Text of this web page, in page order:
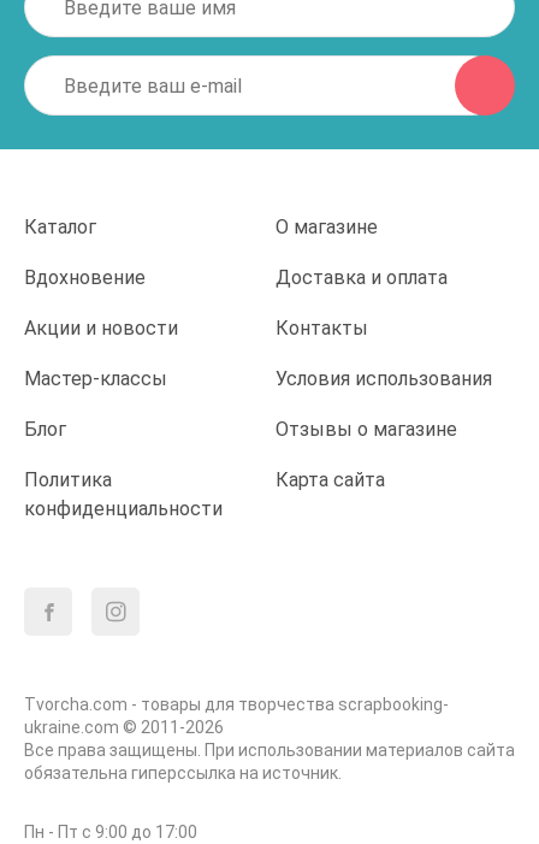
Каталог О магазине
Вдохновение Доставка и оплата
Акции и новости Контакты
Мастер-классы Условия использования
Блог Отзывы о магазине
Политика
конфиденциальности
Карта сайта
Tvorcha.com - товары для творчества scrapbooking-
ukraine.com © 2011-2026
Все права защищены. При использовании материалов сайта
обязательна гиперссылка на источник.
Пн - Пт с 9:00 до 17:00